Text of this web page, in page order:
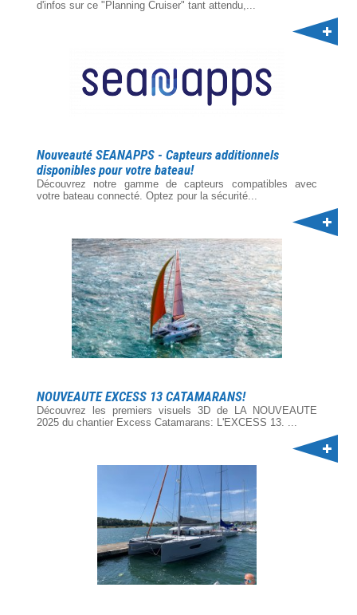
d'infos sur ce "Planning Cruiser" tant attendu,...
Nouveauté SEANAPPS - Capteurs additionnels
disponibles pour votre bateau!
Découvrez notre gamme de capteurs compatibles avec
votre bateau connecté. Optez pour la sécurité...
NOUVEAUTE EXCESS 13 CATAMARANS!
Découvrez les premiers visuels 3D de LA NOUVEAUTE
2025 du chantier Excess Catamarans: L'EXCESS 13. ...